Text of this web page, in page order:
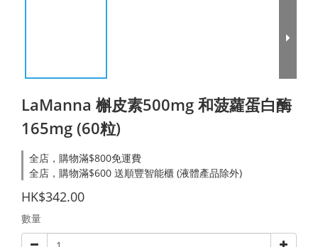
LaManna 槲皮素500mg 和菠蘿蛋白酶
165mg (60粒)
全店，購物滿$800免運費
全店，購物滿$600 送順豐智能櫃 (液體產品除外)
HK$342.00
數量